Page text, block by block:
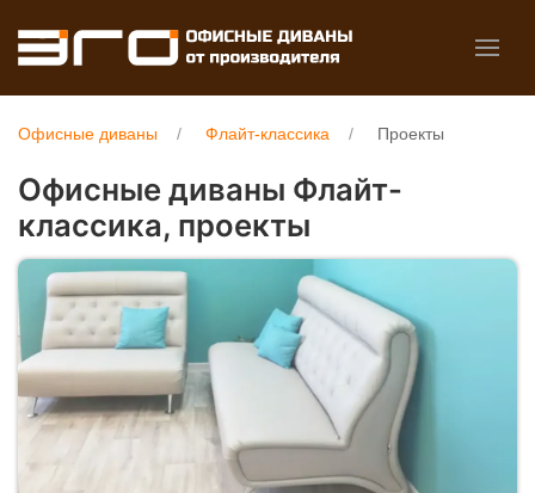
Офисные диваны Флайт-классика Проекты
Офисные диваны Флайт-
классика, проекты